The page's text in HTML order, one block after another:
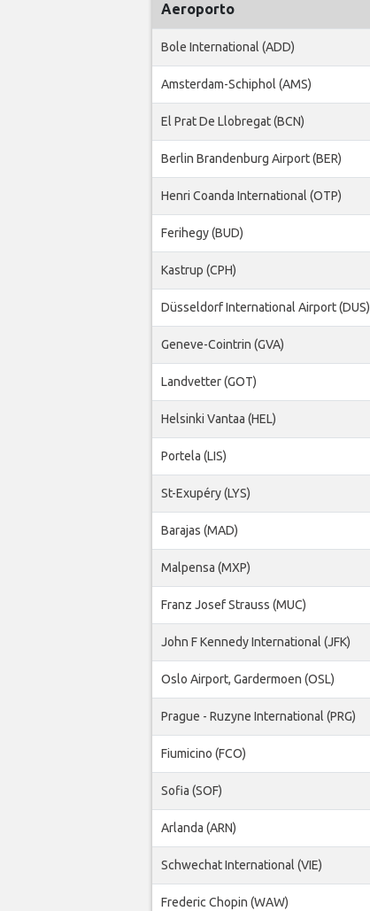
Aeroporto
Bole International (ADD)
Amsterdam-Schiphol (AMS)
El Prat De Llobregat (BCN)
Berlin Brandenburg Airport (BER)
Henri Coanda International (OTP)
Ferihegy (BUD)
Kastrup (CPH)
Düsseldorf International Airport (DUS)
Geneve-Cointrin (GVA)
Landvetter (GOT)
Helsinki Vantaa (HEL)
Portela (LIS)
St-Exupéry (LYS)
Barajas (MAD)
Malpensa (MXP)
Franz Josef Strauss (MUC)
John F Kennedy International (JFK)
Oslo Airport, Gardermoen (OSL)
Prague - Ruzyne International (PRG)
Fiumicino (FCO)
Sofia (SOF)
Arlanda (ARN)
Schwechat International (VIE)
Frederic Chopin (WAW)